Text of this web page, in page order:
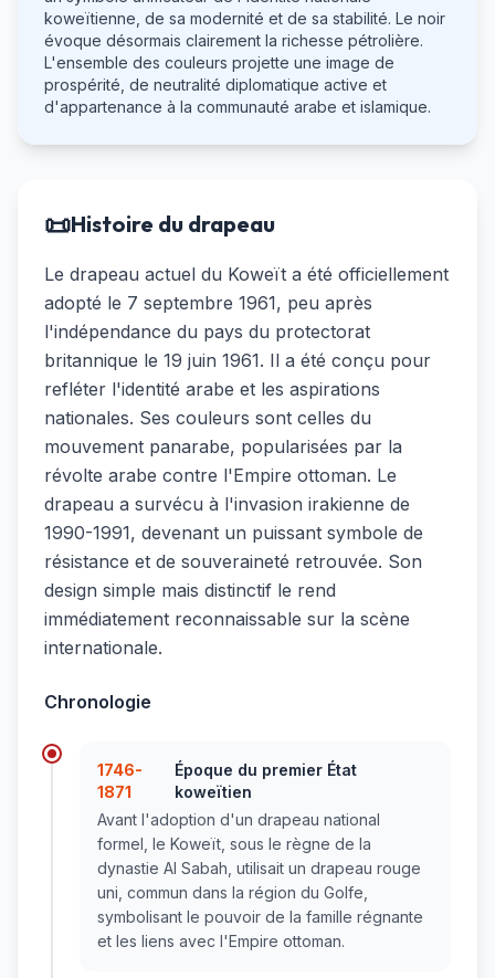
koweïtienne, de sa modernité et de sa stabilité. Le noir
évoque désormais clairement la richesse pétrolière.
L'ensemble des couleurs projette une image de
prospérité, de neutralité diplomatique active et
d'appartenance à la communauté arabe et islamique.
📜Histoire du drapeau
Le drapeau actuel du Koweït a été officiellement
adopté le 7 septembre 1961, peu après
l'indépendance du pays du protectorat
britannique le 19 juin 1961. Il a été conçu pour
refléter l'identité arabe et les aspirations
nationales. Ses couleurs sont celles du
mouvement panarabe, popularisées par la
révolte arabe contre l'Empire ottoman. Le
drapeau a survécu à l'invasion irakienne de
1990-1991, devenant un puissant symbole de
résistance et de souveraineté retrouvée. Son
design simple mais distinctif le rend
immédiatement reconnaissable sur la scène
internationale.
Chronologie
1746-
1871
Époque du premier État
koweïtien
Avant l'adoption d'un drapeau national
formel, le Koweït, sous le règne de la
dynastie Al Sabah, utilisait un drapeau rouge
uni, commun dans la région du Golfe,
symbolisant le pouvoir de la famille régnante
et les liens avec l'Empire ottoman.